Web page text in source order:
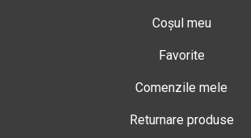
Coșul meu
Favorite
Comenzile mele
Returnare produse